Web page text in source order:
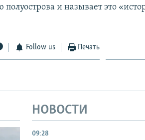
и называет это
Follow us Печать
НОВОСТИ
09:28